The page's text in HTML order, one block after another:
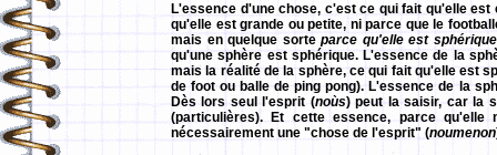
L'essence d'une chose, c'est ce qui fait qu'elle
qu'elle est grande ou petite, ni parce que le
mais en quelque sorte parce qu'elle est sphérique
qu'une sphère est sphérique. L'essence de la
mais la réalité de la sphère, ce qui fait qu'elle est
de foot ou balle de ping pong). L'essence de la
Dès lors seul l'esprit (noùs) peut la saisir, car la
(particulières). Et cette essence, parce
nécessairement une "chose de l'esprit" (noumenon